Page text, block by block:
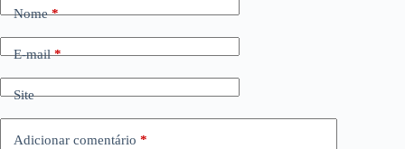
Nome*
E-mail*
Site
Adicionar comentário *